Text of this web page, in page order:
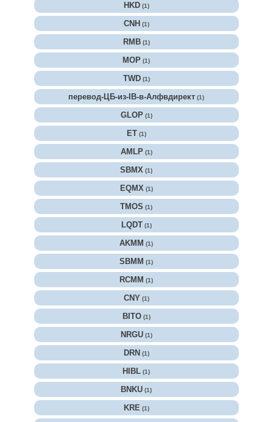
HKD (1)
CNH (1)
RMB (1)
MOP (1)
TWD (1)
перевод-ЦБ-из-IB-в-Алфвдирект (1)
GLOP (1)
ET (1)
AMLP (1)
SBMX (1)
EQMX (1)
TMOS (1)
LQDT (1)
AKMM (1)
SBMM (1)
RCMM (1)
CNY (1)
BITO (1)
NRGU (1)
DRN (1)
HIBL (1)
BNKU (1)
KRE (1)